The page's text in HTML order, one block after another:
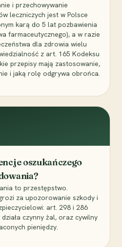
i przechowywanie
leczniczych jest w Polsce
karą do 5 lat pozbawienia
farmaceutycznego), a w razie
dla zdrowia wielu
z art. 165 Kodeksu
przepisy mają zastosowanie,
i jaką rolę odgrywa obrońca.
oszukańczego
to przestępstwo.
za upozorowanie szkody i
art. 298 i 286
czynny żal, oraz cywilny
pieniędzy.